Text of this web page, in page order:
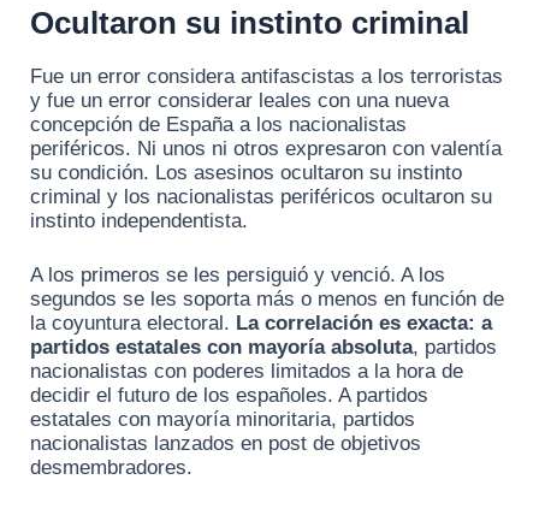
Ocultaron su instinto criminal
Fue un error considera antifascistas a los terroristas
y fue un error considerar leales con una nueva
concepción de España a los nacionalistas
periféricos. Ni unos ni otros expresaron con valentía
su condición. Los asesinos ocultaron su instinto
criminal y los nacionalistas periféricos ocultaron su
instinto independentista.
A los primeros se les persiguió y venció. A los
segundos se les soporta más o menos en función de
la coyuntura electoral. La correlación es exacta: a
partidos estatales con mayoría absoluta, partidos
nacionalistas con poderes limitados a la hora de
decidir el futuro de los españoles. A partidos
estatales con mayoría minoritaria, partidos
nacionalistas lanzados en post de objetivos
desmembradores.